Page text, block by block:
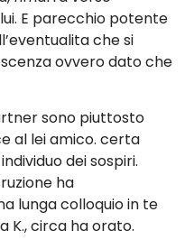
E parecchio potente
che si
ovvero dato che
sono piuttosto
al lei amico. certa
dei sospiri.
ha
lunga colloquio in te
K., circa ha orato.